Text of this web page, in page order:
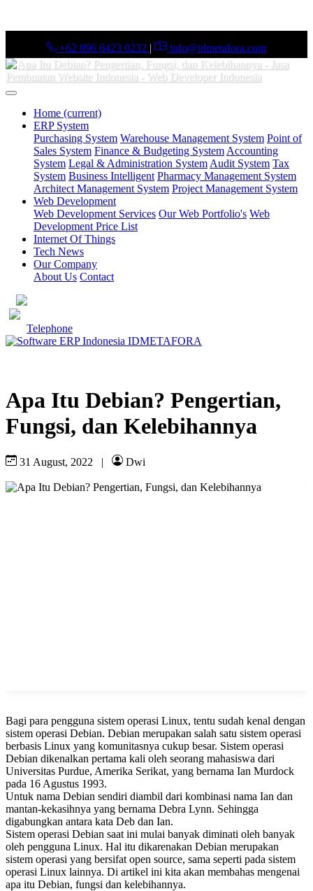
+62 896 6423 0232 | info@idmetafora.com
Home (current)
ERP System
Purchasing System Warehouse Management System Point of
Sales System Finance & Budgeting System Accounting
System Legal & Administration System Audit System Tax
System Business Intelligent Pharmacy Management System
Architect Management System Project Management System
Web Development
Web Development Services Our Web Portfolio's Web
Development Price List
Internet Of Things
Tech News
Our Company
About Us Contact
Telephone
Apa Itu Debian? Pengertian,
Fungsi, dan Kelebihannya
31 August, 2022 | Dwi
Bagi para pengguna sistem operasi Linux, tentu sudah kenal dengan
sistem operasi Debian. Debian merupakan salah satu sistem operasi
berbasis Linux yang komunitasnya cukup besar. Sistem operasi
Debian dikenalkan pertama kali oleh seorang mahasiswa dari
Universitas Purdue, Amerika Serikat, yang bernama Ian Murdock
pada 16 Agustus 1993.
Untuk nama Debian sendiri diambil dari kombinasi nama Ian dan
mantan-kekasihnya yang bernama Debra Lynn. Sehingga
digabungkan antara kata Deb dan Ian.
Sistem operasi Debian saat ini mulai banyak diminati oleh banyak
oleh pengguna Linux. Hal itu dikarenakan Debian merupakan
sistem operasi yang bersifat open source, sama seperti pada sistem
operasi Linux lainnya. Di artikel ini kita akan membahas mengenai
apa itu Debian, fungsi dan kelebihannya.